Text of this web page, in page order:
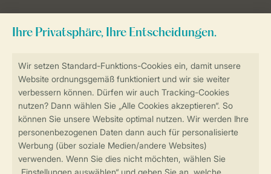
Sicher und schnell zur Online-Buchung
Sichere Datenübertragung
Sicheres Bezahlen